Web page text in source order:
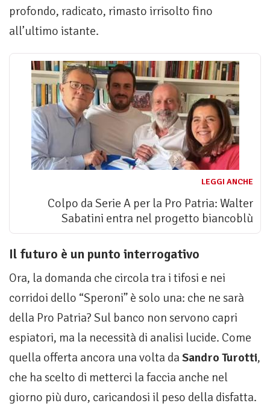
profondo, radicato, rimasto irrisolto fino
all’ultimo istante.
LEGGI ANCHE
Colpo da Serie A per la Pro Patria: Walter
Sabatini entra nel progetto biancoblù
Il futuro è un punto interrogativo
Ora, la domanda che circola tra i tifosi e nei
corridoi dello “Speroni” è solo una: che ne sarà
della Pro Patria? Sul banco non servono capri
espiatori, ma la necessità di analisi lucide. Come
quella offerta ancora una volta da Sandro Turotti,
che ha scelto di metterci la faccia anche nel
giorno più duro, caricandosi il peso della disfatta.